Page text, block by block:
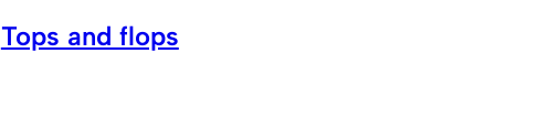
Tops and flops